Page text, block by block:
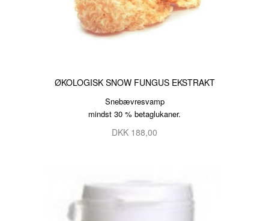
ØKOLOGISK SNOW FUNGUS EKSTRAKT
Snebævresvamp
mindst 30 % betaglukaner.
DKK 188,00